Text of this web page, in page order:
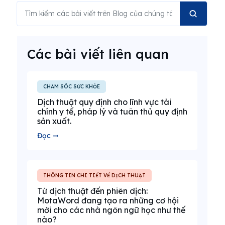
Các bài viết liên quan
CHĂM SÓC SỨC KHỎE
Dịch thuật quy định cho lĩnh vực tài
chính y tế, pháp lý và tuân thủ quy định
sản xuất.
Đọc ➞
THÔNG TIN CHI TIẾT VỀ DỊCH THUẬT
Từ dịch thuật đến phiên dịch:
MotaWord đang tạo ra những cơ hội
mới cho các nhà ngôn ngữ học như thế
nào?